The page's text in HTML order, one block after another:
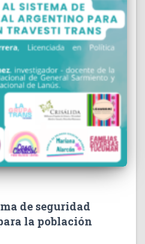
de seguridad
la población